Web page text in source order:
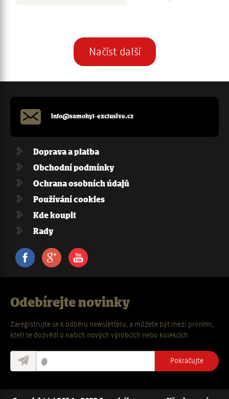
Stránkování
Načíst další
info@samohyl-exclusive.cz
Doprava a platba
Obchodní podmínky
Ochrana osobních údajů
Používání cookies
Kde koupit
Rady
FacebookGoogle+
Odebírejte novinky
Zaregistrujte se k odběru newsletteru, a můžete být mezi prvními,
kteří se dozvědí o našich nových výrobcích nebo kolekcích.
Pokračujte